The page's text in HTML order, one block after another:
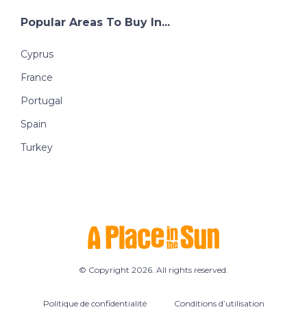
Popular Areas To Buy In...
Cyprus
France
Portugal
Spain
Turkey
© Copyright 2026. All rights reserved.
Politique de confidentialité Conditions d’utilisation